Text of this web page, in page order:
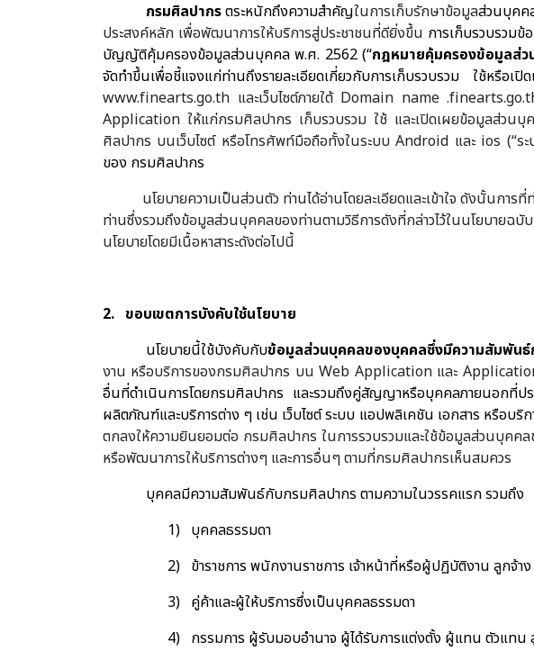
กรมศิลปากรตระหนักถึงความสำคัญในการเก็บรักษาข้อมูลส่วนบุคค
ประสงค์หลัก เพื่อพัฒนาการให้บริการสู่ประชาชนที่ดียิ่งขึ้น การเก็บรวบรวม
บัญญัติคุ้มครองข้อมูลส่วนบุคคล พ.ศ. 2562(“กฎหมายคุ้มครองข้อมูลส่
จัดทำขึ้นเพื่อชี้แจงแก่ท่านถึงรายละเอียดเกี่ยวกับการเก็บรวบรวม ใช้หรือเ
www.finearts.go.th และเว็บไซต์ภายใต้ Domain name .
Application ให้แก่กรมศิลปากร เก็บรวบรวม ใช้ และเปิดเผยข้อมูลส่วน
ศิลปากร บนเว็บไซต์ หรือโทรศัพท์มือถือทั้งในระบบAndroid และ ios (“ร
ของ กรมศิลปากร
นโยบายความเป็นส่วนตัว ท่านได้อ่านโดยละเอียดและเข้าใจ ดังนั้นการที่
ท่านซึ่งรวมถึงข้อมูลส่วนบุคคลของท่านตามวิธีการดังที่กล่าวไว้ในนโยบายฉ
นโยบายโดยมีเนื้อหาสาระดังต่อไปนี้
2. ขอบเขตการบังคับใช้นโยบาย
นโยบายนี้ใช้บังคับกับข้อมูลส่วนบุคคลของบุคคลซึ่งมีความสัมพันธ์
งาน หรือบริการของกรมศิลปากร บนWeb Applicationและ
อื่นที่ดำเนินการโดยกรมศิลปากร และรวมถึงคู่สัญญาหรือบุคคลภายนอกที่
ผลิตภัณฑ์และบริการต่าง ๆ เช่น เว็บไซต์ ระบบ แอปพลิเคชัน เอกสาร หรือบ
ตกลงให้ความยินยอมต่อ กรมศิลปากร ในการรวบรวมและใช้ข้อมูลส่วนบุค
หรือพัฒนาการให้บริการต่างๆ และการอื่นๆ ตามที่กรมศิลปากรเห็นสมควร
บุคคลมีความสัมพันธ์กับกรมศิลปากร ตามความในวรรคแรก รวมถึง
1) บุคคลธรรมดา
2) ข้าราชการ พนักงานราชการ เจ้าหน้าที่หรือผู้ปฏิบัติงาน ลูกจ้าง
3) คู่ค้าและผู้ให้บริการซึ่งเป็นบุคคลธรรมดา
4) กรรมการ ผู้รับมอบอำนาจ ผู้ได้รับการแต่งตั้ง ผู้แทน ตัวแ